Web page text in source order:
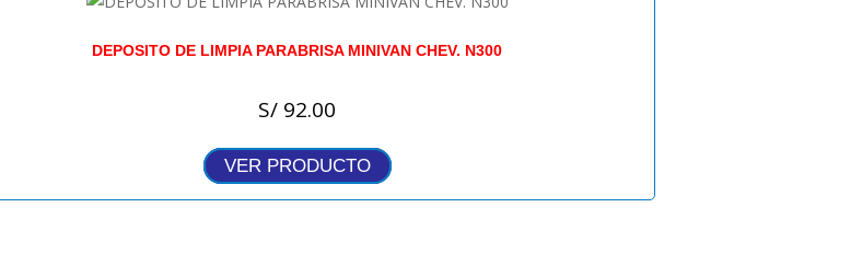
DEPOSITO DE LIMPIA PARABRISA MINIVAN CHEV. N300
S/ 92.00
VER PRODUCTO